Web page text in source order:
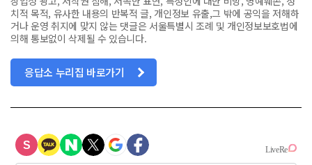
치적 목적, 유사한 내용의 반복적 글, 개인정보 유출,그 밖에 공익을 저해하
거나 운영 취지에 맞지 않는 댓글은 서울특별시 조례 및 개인정보보호법에
의해 통보없이 삭제될 수 있습니다.
응답소 누리집 바로가기